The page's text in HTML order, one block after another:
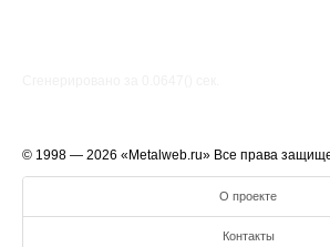
© 1998 — 2026 «Metalweb.ru» Все права
О проекте
Контакты